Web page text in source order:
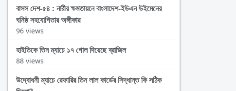
বাসস দেশ-৫৪ : নারীর ক্ষমতায়নে বাংলাদেশ-ইউএন উইমেনের
ঘনিষ্ঠ সহযোগিতার অঙ্গীকার
96 views
হাইতিকে তিন ম্যাচে ১৭ গোল দিয়েছে ব্রাজিল
88 views
উদ্বোধনী ম্যাচে রেফারির তিন লাল কার্ডের সিদ্ধান্ত কি সঠিক